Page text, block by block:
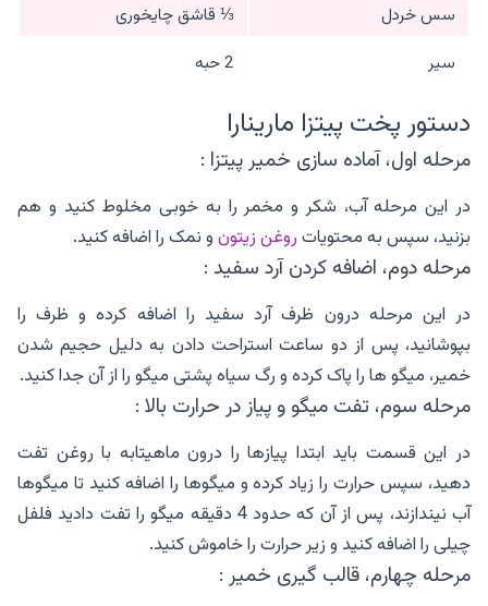
سس خردل
⅓ قاشق چایخوری
سیر
2 حبه
دستور پخت پیتزا مارینارا
مرحله اول، آماده سازی خمیر پیتزا :
در این مرحله آب، شکر و مخمر را به خوبی مخلوط کنید و هم
بزنید، سپس به محتویاتروغن زیتونو نمک را اضافه کنید.
مرحله دوم، اضافه کردن آرد سفید :
در این مرحله درون ظرف آرد سفید را اضافه کرده و ظرف را
بپوشانید، پس از دو ساعت استراحت دادن به دلیل حجیم شدن
خمیر، میگو ها را پاک کرده و رگ سیاه پشتی میگو را از آن جدا کنید.
مرحله سوم، تفت میگو و پیاز در حرارت بالا :
در این قسمت باید ابتدا پیازها را درون ماهیتابه با روغن تفت
دهید، سپس حرارت را زیاد کرده و میگوها را اضافه کنید تا میگوها
آب نیندازند، پس از آن که حدود 4 دقیقه میگو را تفت دادید فلفل
چیلی را اضافه کنید و زیر حرارت را خاموش کنید.
مرحله چهارم، قالب گیری خمیر :